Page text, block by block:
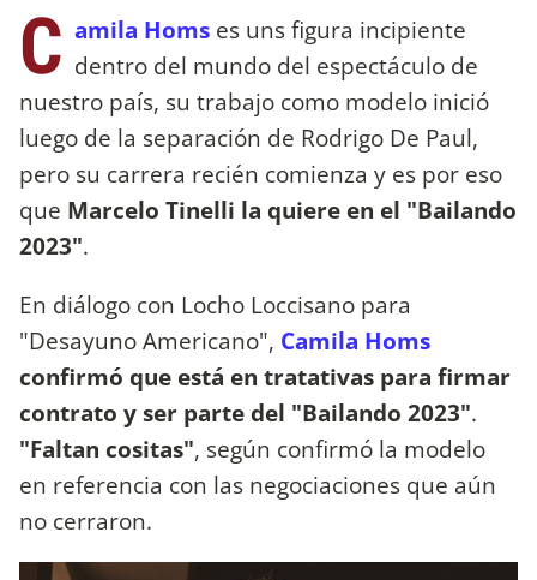
C amila Homs es uns figura incipiente
dentro del mundo del espectáculo de
nuestro país, su trabajo como modelo inició
luego de la separación de Rodrigo De Paul,
pero su carrera recién comienza y es por eso
que Marcelo Tinelli la quiere en el "Bailando
2023".
En diálogo con Locho Loccisano para
"Desayuno Americano", Camila Homs
confirmó que está en tratativas para firmar
contrato y ser parte del "Bailando 2023".
"Faltan cositas", según confirmó la modelo
en referencia con las negociaciones que aún
no cerraron.